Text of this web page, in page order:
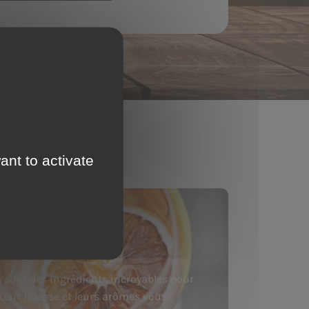
sont des ingrédients incroyables pour
finesse et leurs arômes vous
to activate